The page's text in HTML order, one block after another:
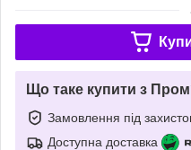
Що таке купити з
Замовлення під
Доступна доставка